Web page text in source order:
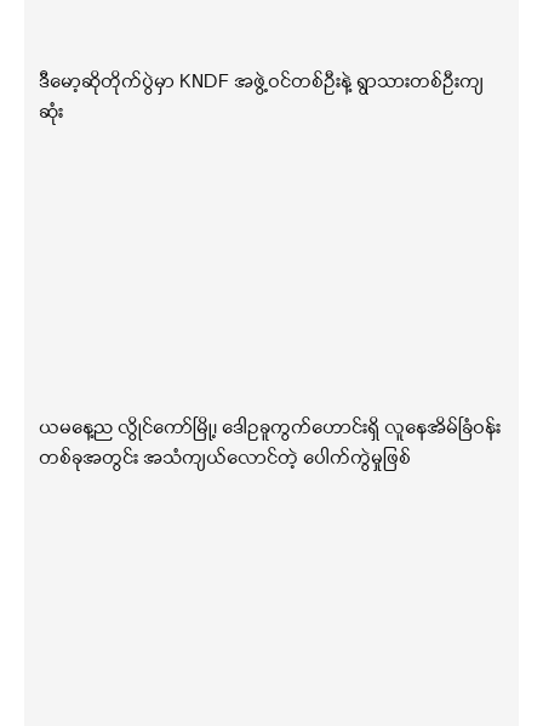
ဒီမော့ဆိုတိုက်ပွဲမှာ KNDF အဖွဲ့ဝင်တစ်ဦးနဲ့ ရွာသားတစ်ဦးကျ
ဆုံး
ယမနေ့ည လွိုင်ကော်မြို့၊ ဒေါဥခူကွက်ဟောင်းရှိ လူနေအိမ်ခြံဝန်း
တစ်ခုအတွင်း အသံကျယ်လောင်တဲ့ ပေါက်ကွဲမှုဖြစ်